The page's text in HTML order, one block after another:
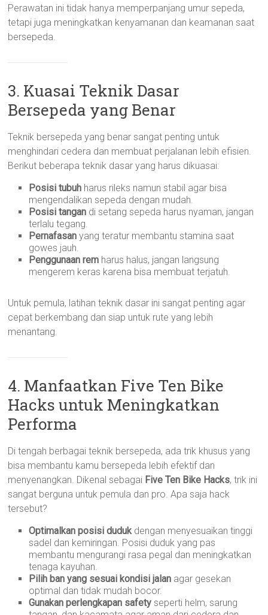
Perawatan ini tidak hanya memperpanjang umur sepeda,
tetapi juga meningkatkan kenyamanan dan keamanan saat
bersepeda.
3. Kuasai Teknik Dasar
Bersepeda yang Benar
Teknik bersepeda yang benar sangat penting untuk
menghindari cedera dan membuat perjalanan lebih efisien.
Berikut beberapa teknik dasar yang harus dikuasai:
Posisi tubuh harus rileks namun stabil agar bisa
mengendalikan sepeda dengan mudah.
Posisi tangan di setang sepeda harus nyaman, jangan
terlalu tegang.
Pernafasan yang teratur membantu stamina saat
gowes jauh.
Penggunaan rem harus halus, jangan langsung
mengerem keras karena bisa membuat terjatuh.
Untuk pemula, latihan teknik dasar ini sangat penting agar
cepat berkembang dan siap untuk rute yang lebih
menantang.
4. Manfaatkan Five Ten Bike
Hacks untuk Meningkatkan
Performa
Di tengah berbagai teknik bersepeda, ada trik khusus yang
bisa membantu kamu bersepeda lebih efektif dan
menyenangkan. Dikenal sebagai Five Ten Bike Hacks, trik ini
sangat berguna untuk pemula dan pro. Apa saja hack
tersebut?
Optimalkan posisi dudukdengan menyesuaikan tinggi
sadel dan kemiringan. Posisi duduk yang pas
membantu mengurangi rasa pegal dan meningkatkan
tenaga kayuhan.
Pilih ban yang sesuai kondisi jalan agar gesekan
optimal dan tidak mudah bocor.
Gunakan perlengkapan safety seperti helm, sarung